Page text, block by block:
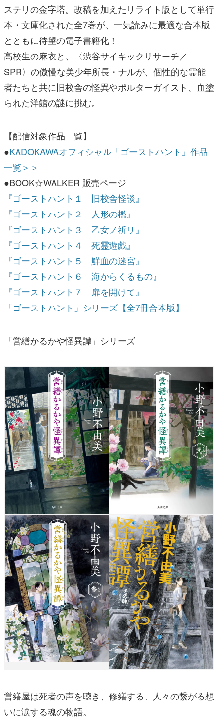
ステリの金字塔。改稿を加えたリライト版として単行
本・文庫化された全7巻が、一気読みに最適な合本版
とともに待望の電子書籍化！
高校生の麻衣と、〈渋谷サイキックリサーチ／
SPR〉の傲慢な美少年所長・ナルが、個性的な霊能
者たちと共に旧校舎の怪異やポルターガイスト、血塗
られた洋館の謎に挑む。
【配信対象作品一覧】
●KADOKAWAオフィシャル「ゴーストハント」作品
一覧＞＞
●BOOK☆WALKER 販売ページ
『ゴーストハント１ 旧校舎怪談』
『ゴーストハント２ 人形の檻』
『ゴーストハント３ 乙女ノ祈リ』
『ゴーストハント４ 死霊遊戯』
『ゴーストハント５ 鮮血の迷宮』
『ゴーストハント６ 海からくるもの』
『ゴーストハント７ 扉を開けて』
「ゴーストハント」シリーズ【全7冊合本版】
「営繕かるかや怪異譚」シリーズ
営繕屋は死者の声を聴き、修繕する。人々の繋がる想
いに涙する魂の物語。